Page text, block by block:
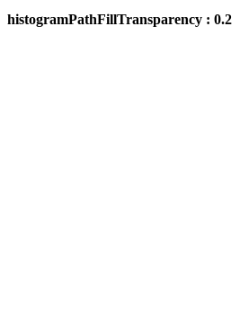
histogramPathFillTransparency : 0.2